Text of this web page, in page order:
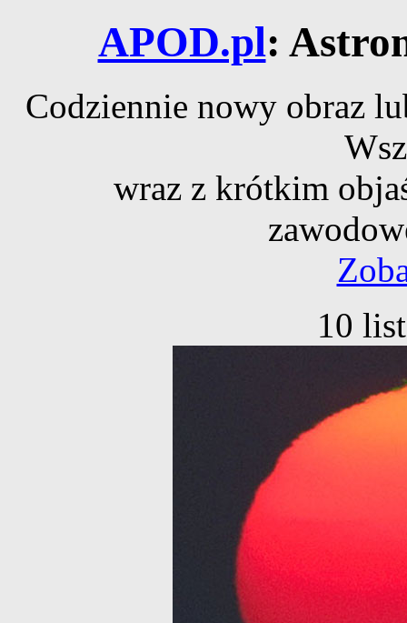
APOD.pl:
Codziennie nowy obraz
wraz z krótkim
10